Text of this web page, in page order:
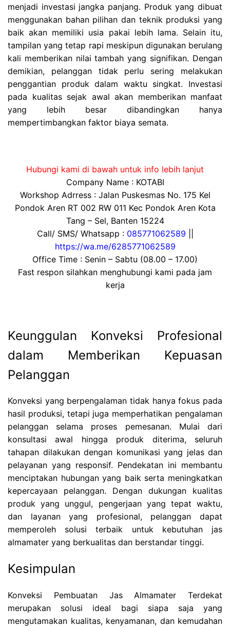
menjadi investasi jangka panjang. Produk yang dibuat
menggunakan bahan pilihan dan teknik produksi yang
baik akan memiliki usia pakai lebih lama. Selain itu,
tampilan yang tetap rapi meskipun digunakan berulang
kali memberikan nilai tambah yang signifikan. Dengan
demikian, pelanggan tidak perlu sering melakukan
penggantian produk dalam waktu singkat. Investasi
pada kualitas sejak awal akan memberikan manfaat
yang lebih besar dibandingkan hanya
mempertimbangkan faktor biaya semata.
Hubungi kami di bawah untuk info lebih lanjut
Company Name : KOTABI
Workshop Adrress : Jalan Puskesmas No. 175 Kel
Pondok Aren RT 002 RW 011 Kec Pondok Aren Kota
Tang – Sel, Banten 15224
Call/ SMS/ Whatsapp : 085771062589
https://wa.me/6285771062589
Office Time : Senin – Sabtu (08.00 – 17.00)
Fast respon silahkan menghubungi kami pada jam
kerja
Keunggulan Konveksi Profesional
dalam Memberikan Kepuasan
Pelanggan
Konveksi yang berpengalaman tidak hanya fokus pada
hasil produksi, tetapi juga memperhatikan pengalaman
pelanggan selama proses pemesanan. Mulai dari
konsultasi awal hingga produk diterima, seluruh
tahapan dilakukan dengan komunikasi yang jelas dan
pelayanan yang responsif. Pendekatan ini membantu
menciptakan hubungan yang baik serta meningkatkan
kepercayaan pelanggan. Dengan dukungan kualitas
produk yang unggul, pengerjaan yang tepat waktu,
dan layanan yang profesional, pelanggan dapat
memperoleh solusi terbaik untuk kebutuhan jas
almamater yang berkualitas dan berstandar tinggi.
Kesimpulan
Konveksi Pembuatan Jas Almamater Terdekat
merupakan solusi ideal bagi siapa saja yang
mengutamakan kualitas, kenyamanan, dan kemudahan